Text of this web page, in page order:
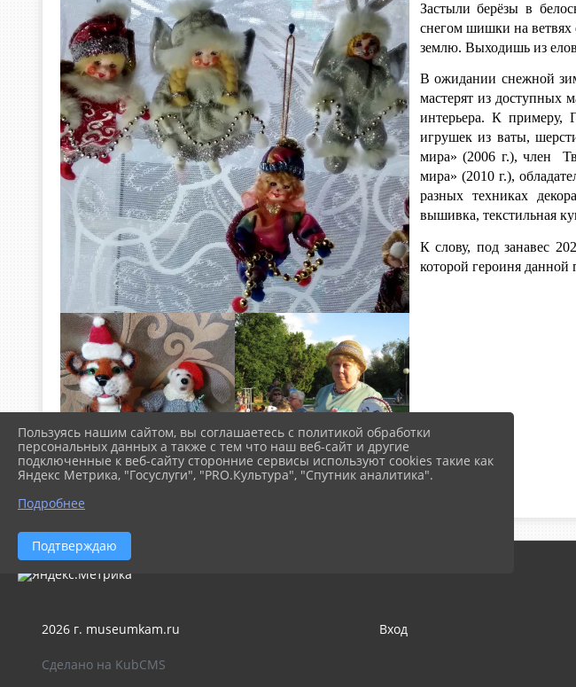
Застыли берёзы в
снегом шишки на
землю. Выходишь из
В ожидании снежной
мастерят из доступных
интерьера. К примеру,
игрушек из ваты,
мира» (2006 г.), член
мира» (2010 г.),
разных техниках
вышивка, текстильная
К слову, под занавес
которой героиня
2026 г. museumkam.ru Вход
Сделано на KubCMS
Пользуясь нашим сайтом, вы соглашаетесь с политикой обработки
персональных данных а также с тем что наш веб-сайт и другие
подключенные к веб-сайту сторонние сервисы используют cookies такие как
Яндекс Метрика, "Госуслуги", "PRO.Культура", "Спутник аналитика".
Подробнее
Подтверждаю